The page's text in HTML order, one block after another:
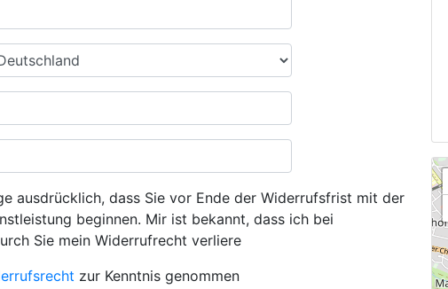
ausdrücklich, dass Sie vor Ende der Widerrufsfrist mit der
beginnen. Mir ist bekannt, dass ich bei
Sie mein Widerrufrecht verliere
zur Kenntnis genommen